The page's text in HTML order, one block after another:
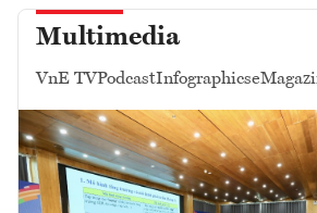
Multimedia
VnE TVPodcastInfographics